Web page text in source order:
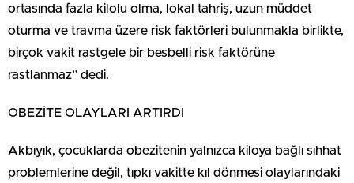
ortasında fazla kilolu olma, lokal tahriş, uzun müddet
oturma ve travma üzere risk faktörleri bulunmakla birlikte,
birçok vakit rastgele bir besbelli risk faktörüne
rastlanmaz” dedi.
OBEZİTE OLAYLARI ARTIRDI
Akbıyık, çocuklarda obezitenin yalnızca kiloya bağlı sıhhat
problemlerine değil, tıpkı vakitte kıl dönmesi olaylarındaki